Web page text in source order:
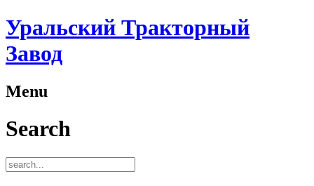
Уральский Тракторный
Завод
Menu
Search